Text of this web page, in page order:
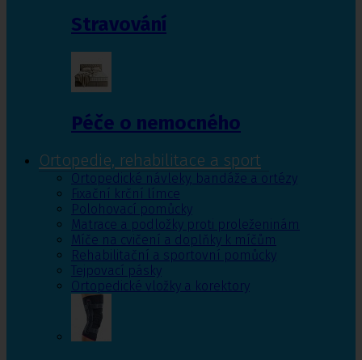
Stravování
Péče o nemocného
Ortopedie, rehabilitace a sport
Ortopedické návleky, bandáže a ortézy
Fixační krční límce
Polohovací pomůcky
Matrace a podložky proti proleženinám
Míče na cvičení a doplňky k míčům
Rehabilitační a sportovní pomůcky
Tejpovací pásky
Ortopedické vložky a korektory